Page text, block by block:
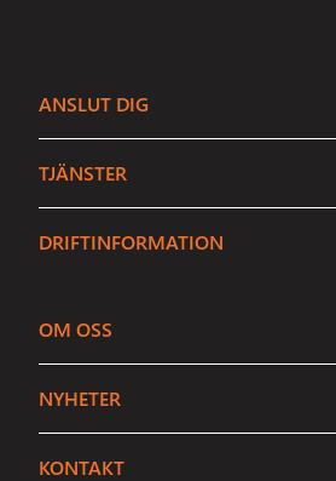
ANSLUT DIG
TJÄNSTER
DRIFTINFORMATION
OM OSS
NYHETER
KONTAKT
Sundbybergs Stadsnät